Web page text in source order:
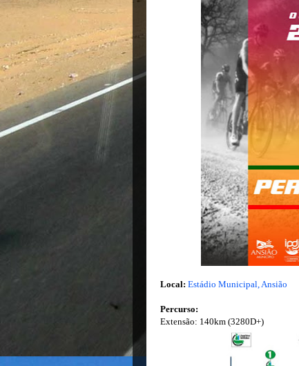
Local: Estádio Municipal, Ansião
Percurso:
Extensão: 140km (3280D+)